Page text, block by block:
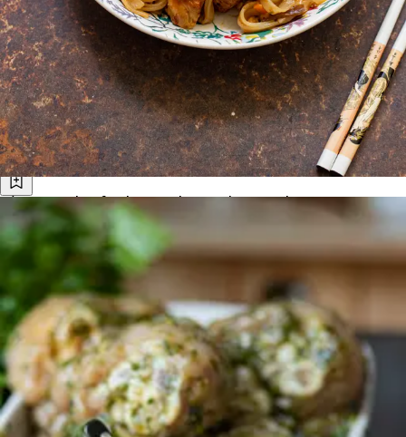
C’est un plat facile qui demande peu de préparation,
se cuisine dans une seule poêle ou un wok et permet
d'utiliser les légumes et reste de poulet qui attendent
dans le réfrigérateur. C'est aussi une excellente
recette pour voyager sans quitter sa cuisine.